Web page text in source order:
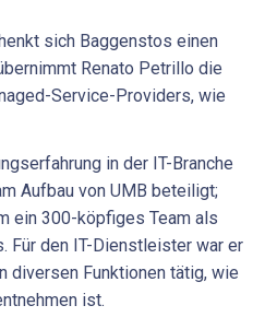
sich Baggenstos einen
Renato Petrillo die
Service-Providers, wie
in der IT-Branche
Aufbau von UMB beteiligt;
ein 300-köpfiges Team als
Für den IT-Dienstleister war er
diversen Funktionen tätig, wie
ist.